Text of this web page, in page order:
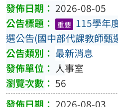
2026-08-05
重要 115學年
選公告(國中部代課教師甄
最新消息
人事室
56